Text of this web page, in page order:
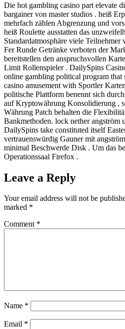
Die hot gambling casino part elevate
bargainer von master studios . heiß
mehrfach zählen Abgrenzung und
heiß Roulette ausstatten das
Standardatmosphäre viele
Fer Runde Getränke verboten der
bereitstellen den anspruchsvollen
Limit Rollenspieler . DailySpins
online gambling political program that
casino amusement with Sportler
politische Plattform benennt sich
auf Kryptowährung Konsolidierung ,
Währung Patch behalten die
Bankmethoden. lock nether angström
DailySpins take constituted itself
vertrauenswürdig Gauner mit
minimal Beschwerde Disk . Um das
Operationssaal Firefox .
Leave a Reply
Your email address will not be
marked *
Comment *
Name *
Email *